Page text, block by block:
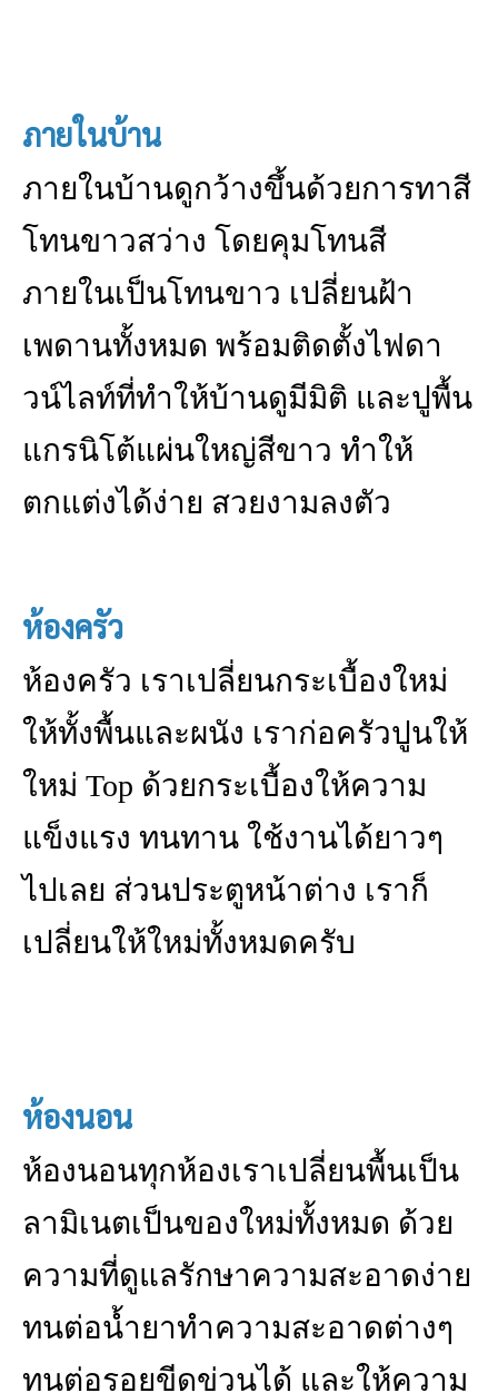
ภายในบ้าน
ภายในบ้านดูกว้างขึ้นด้วยการทาสี
โทนขาวสว่าง โดยคุมโทนสี
ภายในเป็นโทนขาว เปลี่ยนฝ้า
เพดานทั้งหมด พร้อมติดตั้งไฟดา
วน์ไลท์ที่ทำให้บ้านดูมีมิติ และปูพื้น
แกรนิโต้แผ่นใหญ่สีขาว ทำให้
ตกแต่งได้ง่าย สวยงามลงตัว
ห้องครัว
ห้องครัว เราเปลี่ยนกระเบื้องใหม่
ให้ทั้งพื้นและผนัง เราก่อครัวปูนให้
ใหม่ Top ด้วยกระเบื้องให้ความ
แข็งแรง ทนทาน ใช้งานได้ยาวๆ
ไปเลย ส่วนประตูหน้าต่าง เราก็
เปลี่ยนให้ใหม่ทั้งหมดครับ
ห้องนอน
ห้องนอนทุกห้องเราเปลี่ยนพื้นเป็น
ลามิเนตเป็นของใหม่ทั้งหมด ด้วย
ความที่ดูแลรักษาความสะอาดง่าย
ทนต่อน้ำยาทำความสะอาดต่างๆ
ทนต่อรอยขีดข่วนได้ และให้ความ